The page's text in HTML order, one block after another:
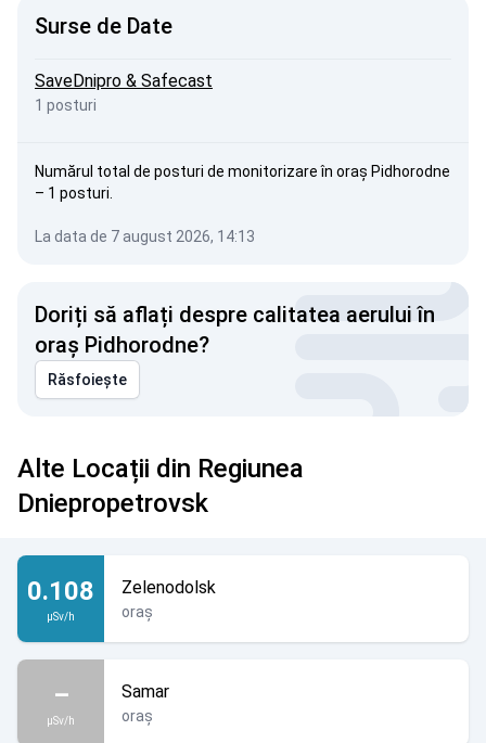
Surse de Date
SaveDnipro & Safecast
1 posturi
Numărul total de posturi de monitorizare în oraș Pidhorodne
– 1 posturi.
La data de 7 august 2026, 14:13
Doriți să aflați despre calitatea aerului în
oraș Pidhorodne?
Răsfoiește
Alte Locații din Regiunea
Dniepropetrovsk
0.108
µSv/h
Zelenodolsk
oraș
–
µSv/h
Samar
oraș